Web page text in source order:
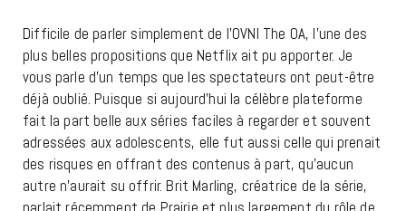
Difficile de parler simplement de l’OVNI The OA, l’une des
plus belles propositions que Netflix ait pu apporter. Je
vous parle d’un temps que les spectateurs ont peut-être
déjà oublié. Puisque si aujourd’hui la célèbre plateforme
fait la part belle aux séries faciles à regarder et souvent
adressées aux adolescents, elle fut aussi celle qui prenait
des risques en offrant des contenus à part, qu’aucun
autre n’aurait su offrir. Brit Marling, créatrice de la série,